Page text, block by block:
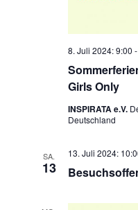
Girls Only
8. Juli 2024: 9:00 -
INSPIRATA e.V.
Deutschland
SA.
13
13. Juli 2024: